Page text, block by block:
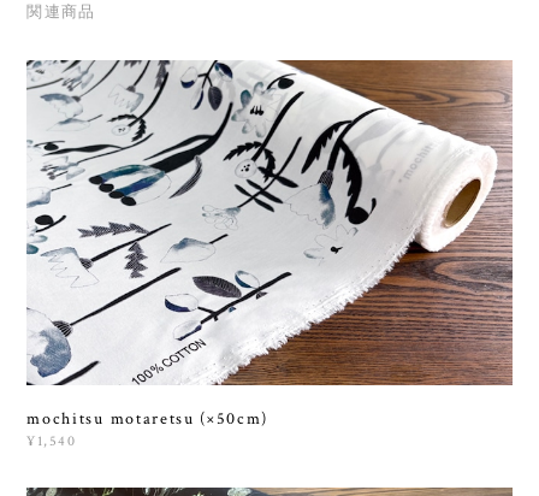
関連商品
mochitsu motaretsu (×50cm)
¥1,540